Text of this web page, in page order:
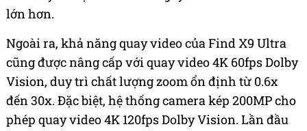
lớn hơn.
Ngoài ra, khả năng quay video của Find X9 Ultra
cũng được nâng cấp với quay video 4K 60fps Dolby
Vision, duy trì chất lượng zoom ổn định từ 0.6x
đến 30x. Đặc biệt, hệ thống camera kép 200MP cho
phép quay video 4K 120fps Dolby Vision. Lần đầu